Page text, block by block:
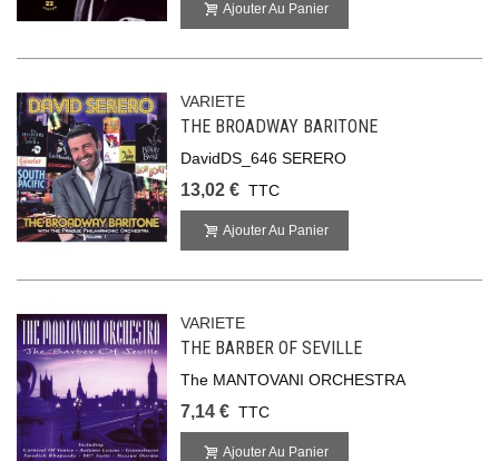
Ajouter Au Panier
VARIETE
THE BROADWAY BARITONE
DavidDS_646 SERERO
13,02 € TTC
Ajouter Au Panier
VARIETE
THE BARBER OF SEVILLE
The MANTOVANI ORCHESTRA
7,14 € TTC
Ajouter Au Panier